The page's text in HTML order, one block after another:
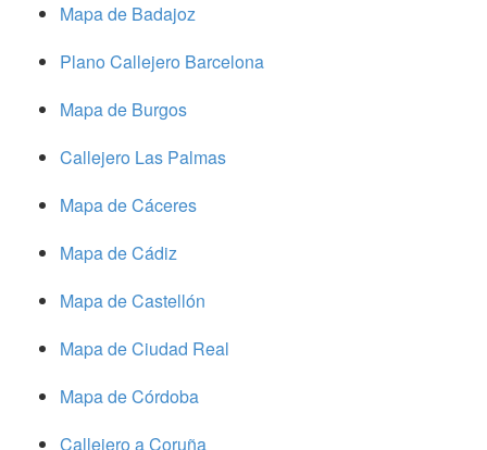
Mapa de Badajoz
Plano Callejero Barcelona
Mapa de Burgos
Callejero Las Palmas
Mapa de Cáceres
Mapa de Cádiz
Mapa de Castellón
Mapa de Ciudad Real
Mapa de Córdoba
Callejero a Coruña